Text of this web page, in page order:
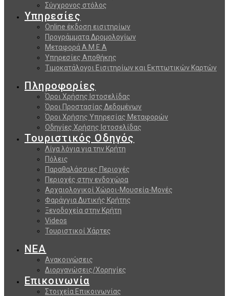
Σύγχρονος στόλος
Υπηρεσίες
Online έκδοση εισιτηρίων
Προγράμματα Δρομολογίων
Μεταφορά Α.Μ.Ε.Α
Υπηρεσίες Αποθήκης
Τιμοκατάλογοι Εισιτηρίων και Εκπτωτικών Καρτών
Πληροφορίες
Όροι Χρήσης Ιστοσελίδας
Όροι Προστασίας Δεδομένων
Όροι Χρήσης Υπηρεσίας Μεταφορών
Οδηγίες Χρήσης Ιστοσελίδας
Τουριστικός Οδηγός
Λίγα λόγια για την Κρήτη
Πόλεις
Παραθαλάσσιες Περιοχές
Περιοχές στην ενδοχώρα
Αρχαιολογικοί Χώροι-Μουσεία-Μονές
Φαράγγια Δυτικής Κρήτης
Ξενοδοχεία στην Κρήτη
Videos
Τουριστικοί Χάρτες
ΝΕΑ
Ανακοινώσεις
Διοργανώσεις/Χορηγίες
Επικοινωνία
Στοιχεία Επικοινωνίας